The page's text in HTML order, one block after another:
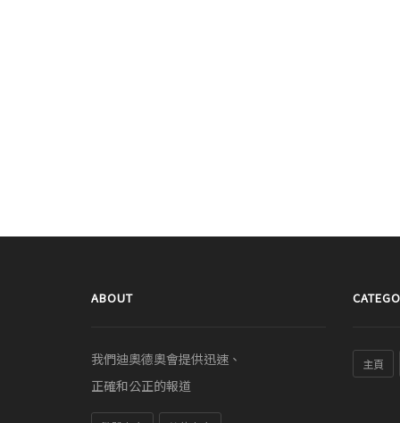
ABOUT
我們迪奧德奧會提供迅速、
正確和公正的報道
主頁